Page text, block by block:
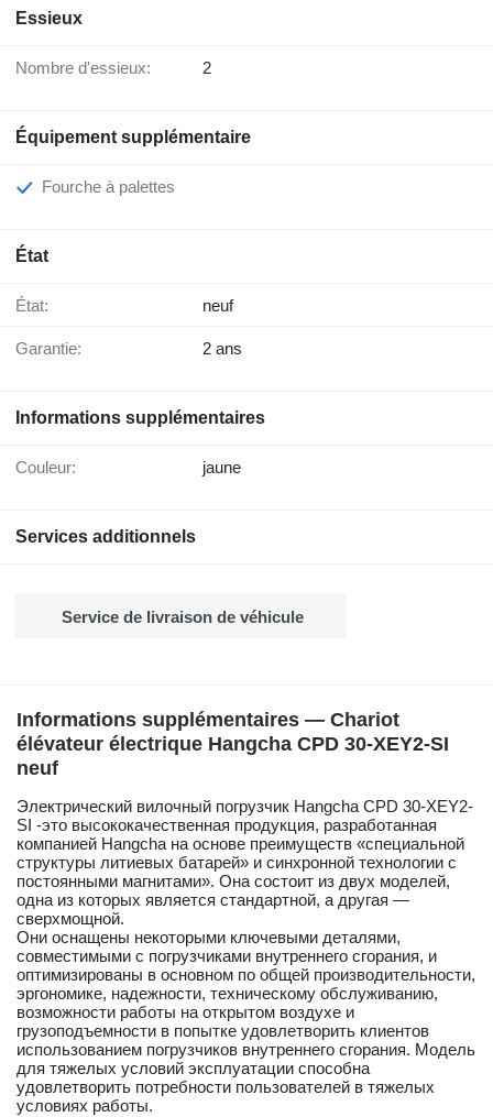
Essieux
Nombre d'essieux: 2
Équipement supplémentaire
Fourche à palettes
État
État: neuf
Garantie: 2 ans
Informations supplémentaires
Couleur: jaune
Services additionnels
Service de livraison de véhicule
Informations supplémentaires — Chariot
élévateur électrique Hangcha CPD 30-XEY2-SI
neuf
Электрический вилочный погрузчик Hangcha CPD 30-XEY2-
SI -это высококачественная продукция, разработанная
компанией Hangcha на основе преимуществ «специальной
структуры литиевых батарей» и синхронной технологии с
постоянными магнитами». Она состоит из двух моделей,
одна из которых является стандартной, а другая —
сверхмощной.
Они оснащены некоторыми ключевыми деталями,
совместимыми с погрузчиками внутреннего сгорания, и
оптимизированы в основном по общей производительности,
эргономике, надежности, техническому обслуживанию,
возможности работы на открытом воздухе и
грузоподъемности в попытке удовлетворить клиентов
использованием погрузчиков внутреннего сгорания. Модель
для тяжелых условий эксплуатации способна
удовлетворить потребности пользователей в тяжелых
условиях работы.